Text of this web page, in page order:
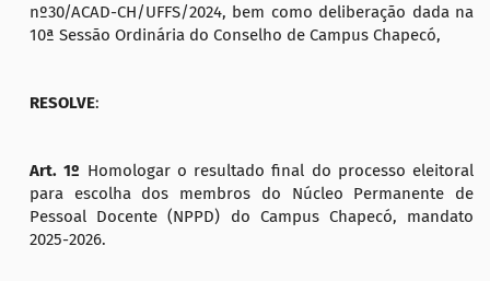
nº30/ACAD-CH/UFFS/2024, bem como deliberação dada na
10ª Sessão Ordinária do Conselho de Campus Chapecó,
RESOLVE:
Art. 1º Homologar o resultado final do processo eleitoral
para escolha dos membros do Núcleo Permanente de
Pessoal Docente (NPPD) do Campus Chapecó, mandato
2025-2026.